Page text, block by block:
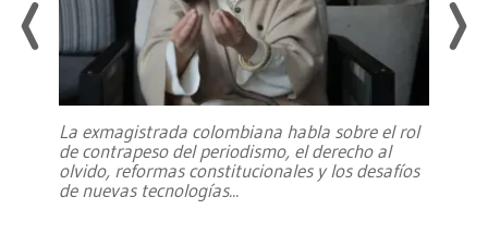
La exmagistrada colombiana habla sobre el rol
de contrapeso del periodismo, el derecho al
olvido, reformas constitucionales y los desafíos
de nuevas tecnologías...